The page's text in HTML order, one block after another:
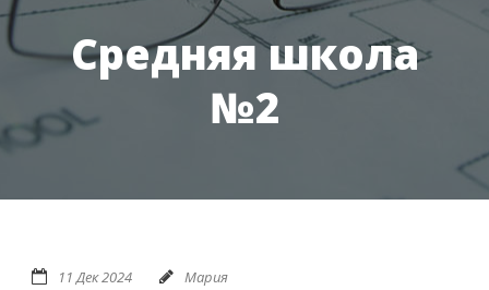
Средняя школа
№2
11 Дек 2024
Мария